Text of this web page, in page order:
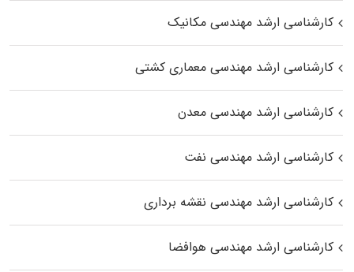
کارشناسی ارشد مهندسی مکانیک
کارشناسی ارشد مهندسی معماری کشتی
کارشناسی ارشد مهندسی معدن
کارشناسی ارشد مهندسی نفت
کارشناسی ارشد مهندسی نقشه برداری
کارشناسی ارشد مهندسی هوافضا